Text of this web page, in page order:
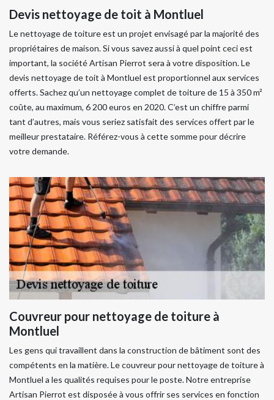
Devis nettoyage de toit à Montluel
Le nettoyage de toiture est un projet envisagé par la majorité des
propriétaires de maison. Si vous savez aussi à quel point ceci est
important, la société Artisan Pierrot sera à votre disposition. Le
devis nettoyage de toit à Montluel est proportionnel aux services
offerts. Sachez qu’un nettoyage complet de toiture de 15 à 350 m²
coûte, au maximum, 6 200 euros en 2020. C’est un chiffre parmi
tant d’autres, mais vous seriez satisfait des services offert par le
meilleur prestataire. Référez-vous à cette somme pour décrire
votre demande.
Couvreur pour nettoyage de toiture à
Montluel
Les gens qui travaillent dans la construction de bâtiment sont des
compétents en la matière. Le couvreur pour nettoyage de toiture à
Montluel a les qualités requises pour le poste. Notre entreprise
Artisan Pierrot est disposée à vous offrir ses services en fonction